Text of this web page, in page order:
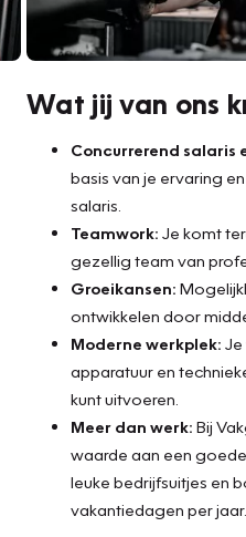
Wat jij van ons
Concurrerend salaris
basis van je ervaring
salaris.
Teamwork: Je komt
gezellig team van
Groeikansen:
ontwikkelen door
Moderne werkplek:
apparatuur en
kunt uitvoeren.
Meer dan werk: Bij
waarde aan een
leuke bedrijfsuitjes en
vakantiedagen per jaar.